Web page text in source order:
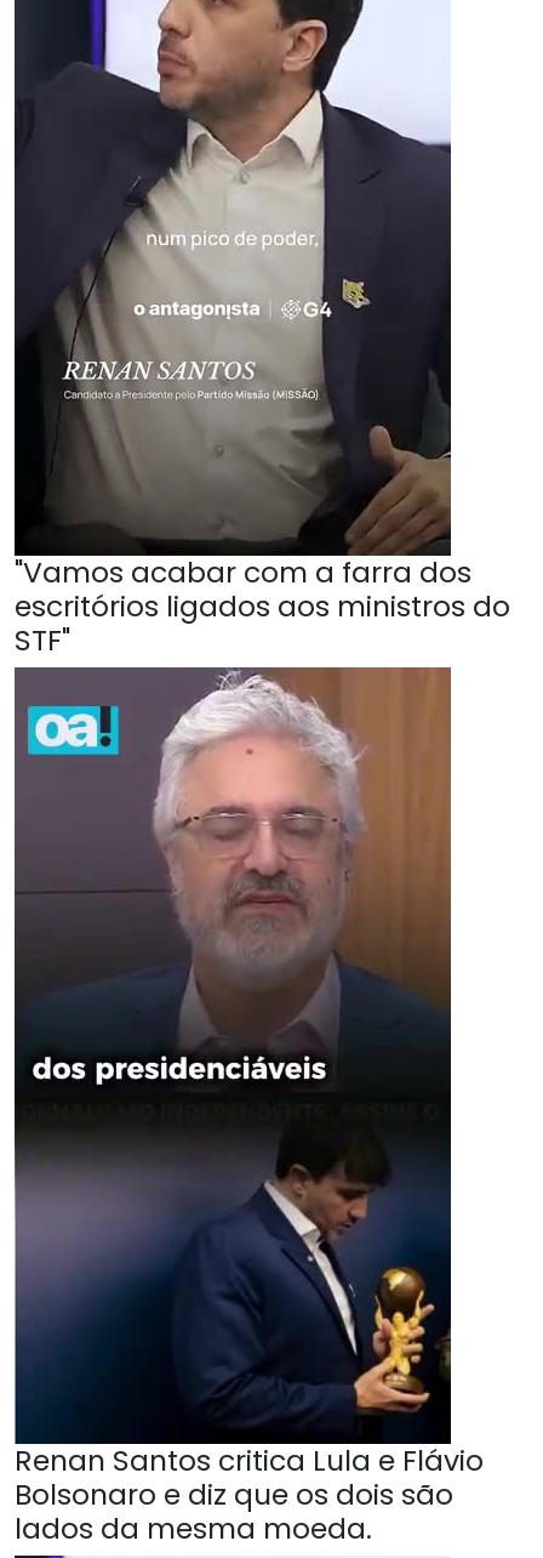
"Vamos acabar com a farra dos
escritórios ligados aos ministros do
STF"
Renan Santos critica Lula e Flávio
Bolsonaro e diz que os dois são
lados da mesma moeda.